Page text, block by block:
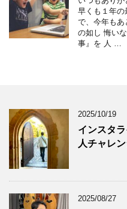
早くも１年の
で、今年もあ
の如し 悔い
事』を 人 …
2025/10/19
インスタ
人チャレ
2025/08/27